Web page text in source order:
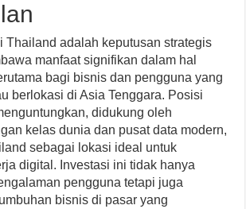
Thailand adalah keputusan strategis
manfaat signifikan dalam hal
bagi bisnis dan pengguna yang
berlokasi di Asia Tenggara. Posisi
didukung oleh
kelas dunia dan pusat data modern,
sebagai lokasi ideal untuk
digital. Investasi ini tidak hanya
pengguna tetapi juga
bisnis di pasar yang